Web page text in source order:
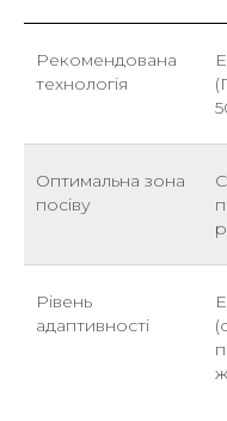
Рекомендована
технологія
Оптимальна зона
посіву
Рівень
адаптивності